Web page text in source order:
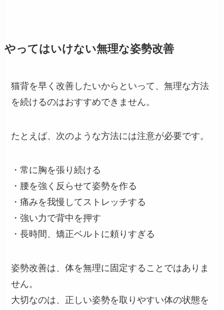
やってはいけない無理な姿勢改善
猫背を早く改善したいからといって、無理な方法
を続けるのはおすすめできません。
たとえば、次のような方法には注意が必要です。
・常に胸を張り続ける
・腰を強く反らせて姿勢を作る
・痛みを我慢してストレッチする
・強い力で背中を押す
・長時間、矯正ベルトに頼りすぎる
姿勢改善は、体を無理に固定することではありま
せん。
大切なのは、正しい姿勢を取りやすい体の状態を